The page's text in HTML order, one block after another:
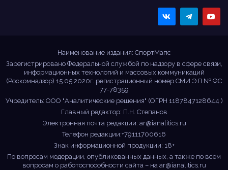
Наименование издания: СпортМапс
Зарегистрировано Федеральной службой по надзору в сфере связи,
информационных технологий и массовых коммуникаций
(Роскомнадзор) 15.05.2020г. регистрационный номер СМИ ЭЛ № ФС
77-78359
Учредитель: ООО "Аналитические решения" (ОГРН 1187847128644 )
Главный редактор: П.Н. Степанов
Электронная почта редакции: ar@ianalitics.ru
Телефон редакции:+79111700616
Знак информационной продукции: 18+
По вопросам модерации, опубликованных данных, а также по всем
вопросам о работоспособности сайта – на ar@ianalitics.ru